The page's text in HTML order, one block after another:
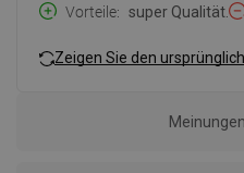
Vorteile
super Qualität.
Zeigen Sie den